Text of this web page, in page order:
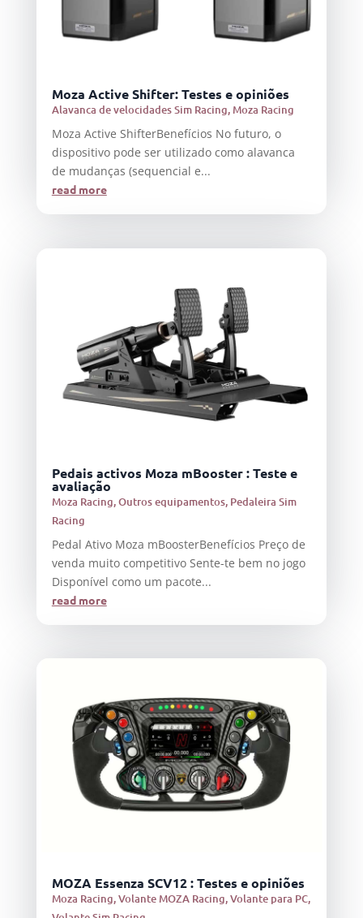
Moza Active Shifter: Testes e opiniões
Alavanca de velocidades Sim Racing,Moza Racing
Moza Active ShifterBenefícios No futuro, o
dispositivo pode ser utilizado como alavanca
de mudanças (sequencial e...
read more
Pedais activos Moza mBooster : Teste e
avaliação
Moza Racing,Outros equipamentos, Pedaleira Sim
Racing
Pedal Ativo Moza mBoosterBenefícios Preço de
venda muito competitivo Sente-te bem no jogo
Disponível como um pacote...
read more
MOZA Essenza SCV12 : Testes e opiniões
Moza Racing,Volante MOZA Racing,Volante para PC,